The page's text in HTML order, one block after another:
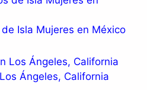
Isla Mujeres en México
Ángeles, California